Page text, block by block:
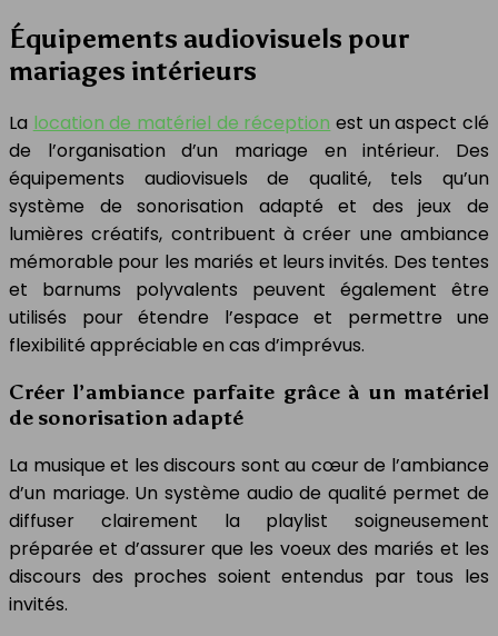
Équipements audiovisuels pour
mariages intérieurs
La location de matériel de réception est un aspect clé
de l’organisation d’un mariage en intérieur. Des
équipements audiovisuels de qualité, tels qu’un
système de sonorisation adapté et des jeux de
lumières créatifs, contribuent à créer une ambiance
mémorable pour les mariés et leurs invités. Des tentes
et barnums polyvalents peuvent également être
utilisés pour étendre l’espace et permettre une
flexibilité appréciable en cas d’imprévus.
Créer l’ambiance parfaite grâce à un matériel
de sonorisation adapté
La musique et les discours sont au cœur de l’ambiance
d’un mariage. Un système audio de qualité permet de
diffuser clairement la playlist soigneusement
préparée et d’assurer que les voeux des mariés et les
discours des proches soient entendus par tous les
invités.